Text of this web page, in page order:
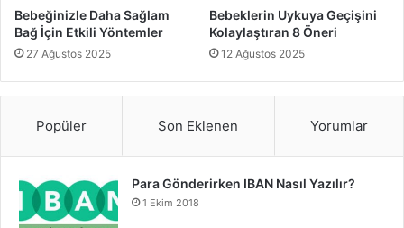
Bebeklerde diş çıkarma
Bebeğinizle Daha Sağlam
Bağ İçin Etkili Yöntemler
27 Ağustos 2025
Bebeklerin Uykuya Geçişini
Kolaylaştıran 8 Öneri
12 Ağustos 2025
Popüler Son Eklenen Yorumlar
Para Gönderirken IBAN Nasıl Yazılır?
1 Ekim 2018